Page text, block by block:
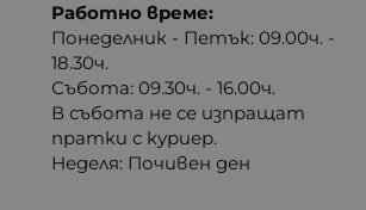
Работно време:
Понеделник - Петък: 09.00ч. -
18.30ч.
Събота: 09.30ч. - 16.00ч.
В събота не се изпращат
пратки с куриер.
Неделя: Почивен ден